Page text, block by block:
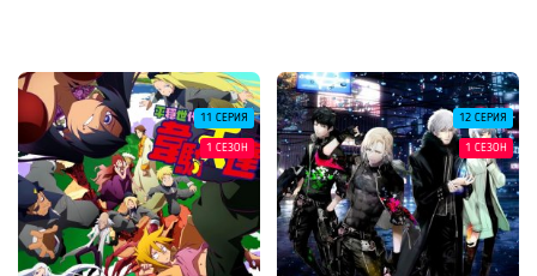
11 СЕРИЯ
1 СЕЗОН
12 СЕРИЯ
1 СЕЗОН